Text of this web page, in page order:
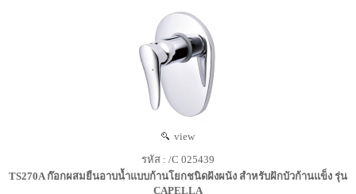
view
รหัส : /C 025439
TS270A ก๊อกผสมยืนอาบน้ำแบบก้านโยกชนิดฝังผนัง สำหรับฝักบัวก้านแข็ง รุ่น
CAPELLA